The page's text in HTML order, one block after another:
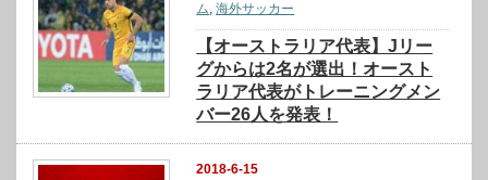
ム,海外サッカー
【オーストラリア代表】Jリー
グからは2名が選出！オースト
ラリア代表がトレーニングメン
バー26人を発表！
2018-6-15